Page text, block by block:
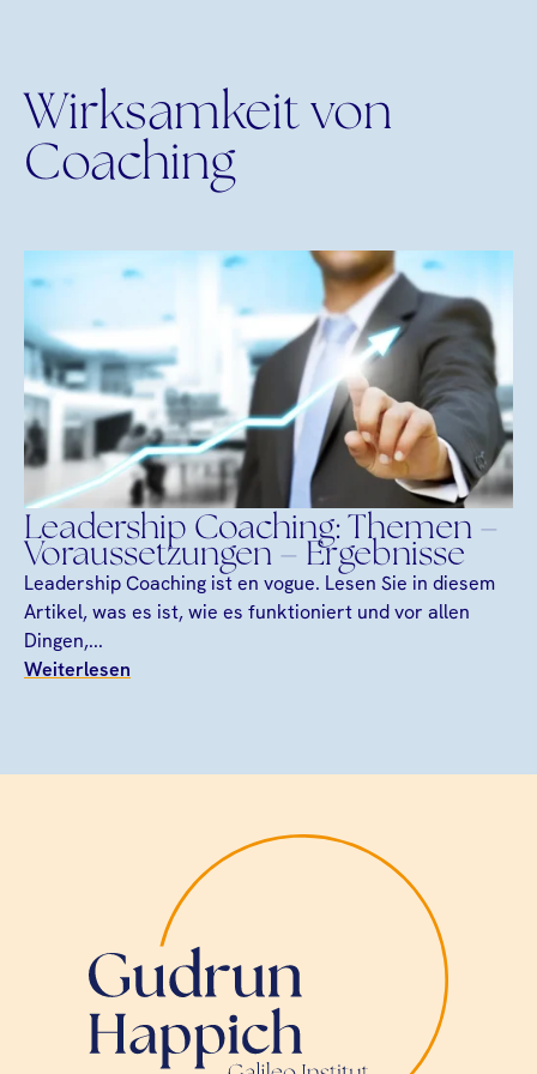
Wirksamkeit von
Coaching
Leadership Coaching: Themen –
Voraussetzungen – Ergebnisse
Leadership Coaching ist en vogue. Lesen Sie in diesem
Artikel, was es ist, wie es funktioniert und vor allen
Dingen,...
Weiterlesen